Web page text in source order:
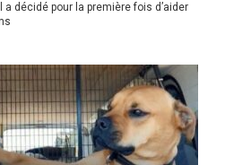
a décidé pour la première fois d’aider